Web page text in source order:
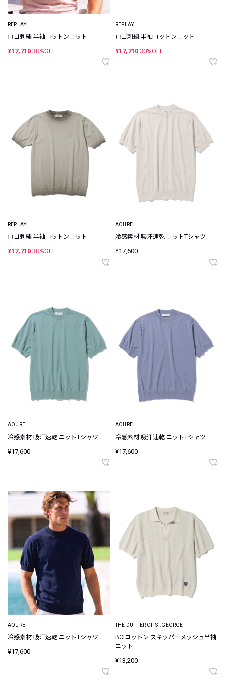
REPLAY
ロゴ刺繍 半袖コットンニット
¥17,710 30%OFF
REPLAY
ロゴ刺繍 半袖コットンニット
¥17,710 30%OFF
REPLAY
ロゴ刺繍 半袖コットンニット
¥17,710 30%OFF
AOURE
冷感素材 吸汗速乾 ニットTシャツ
¥17,600
AOURE
冷感素材 吸汗速乾 ニットTシャツ
¥17,600
AOURE
冷感素材 吸汗速乾 ニットTシャツ
¥17,600
AOURE
冷感素材 吸汗速乾 ニットTシャツ
¥17,600
THE DUFFER OF ST.GEORGE
BCIコットン スキッパーメッシュ半袖
ニット
¥13,200